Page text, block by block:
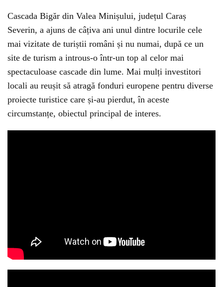
Cascada Bigăr din Valea Minișului, județul Caraș
Severin, a ajuns de câțiva ani unul dintre locurile cele
mai vizitate de turiștii români și nu numai, după ce un
site de turism a introus-o într-un top al celor mai
spectaculoase cascade din lume. Mai mulți investitori
locali au reușit să atragă fonduri europene pentru diverse
proiecte turistice care și-au pierdut, în aceste
circumstanțe, obiectul principal de interes.